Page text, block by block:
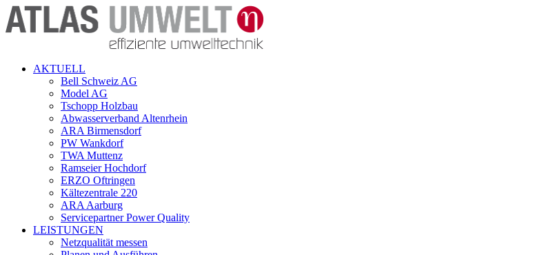
AKTUELL
Bell Schweiz AG
Model AG
Tschopp Holzbau
Abwasserverband Altenrhein
ARA Birmensdorf
PW Wankdorf
TWA Muttenz
Ramseier Hochdorf
ERZO Oftringen
Kältezentrale 220
ARA Aarburg
Servicepartner Power Quality
LEISTUNGEN
Netzqualität messen